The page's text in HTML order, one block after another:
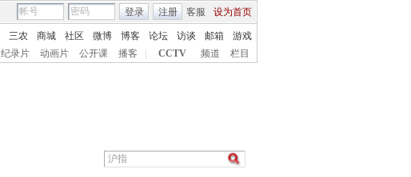
客服 设为首页
登录 注册
三农 商城 社区 微博 博客 论坛 访谈 邮箱
游戏
纪录片 动画片 公开课 播客 CCTV 频道 栏目